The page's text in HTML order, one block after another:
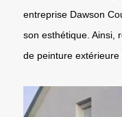
entreprise Dawson
son esthétique. Ainsi,
de peinture extérieure